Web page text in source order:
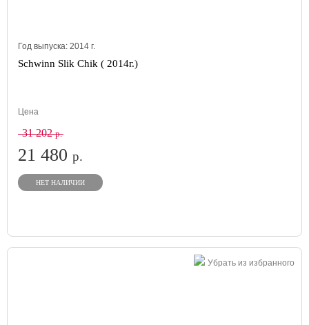
Год выпуска: 2014 г.
Schwinn Slik Chik ( 2014г.)
Цена
31 202р.
21 480 р.
НЕТ НАЛИЧИИ
Убрать из избранного